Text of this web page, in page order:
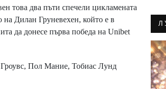
това два пъти спечели цикламената
Дилан Груневехен, който е в
да донесе първа победа на Unibet
Гроувс, Пол Мание, Тобиас Лунд